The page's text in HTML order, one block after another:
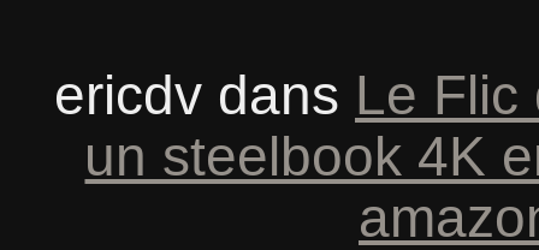
ericdvdans Le Flic
un steelbook 4K